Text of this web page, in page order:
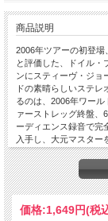
商品説明
2006年ツアーの初登
と評価した、ドイル・
ンにスティーヴ・ジョ
ドの素晴らしいステ
るのは、2006年ワー
ァーストレッグ終盤、
ーディエンス録音で完
入手し、大元マスタ
す。場内の鳴りを含み
ています。とても「き
に音質の良さ、国内初
クラプトンと長年共演
ドラッグ常用から来
トンは、ビリーとの
価格:1,649円(税